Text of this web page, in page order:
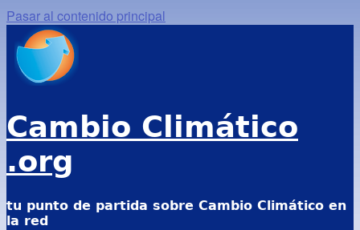
Pasar al contenido principal
Cambio Climático
.org
tu punto de partida sobre Cambio Climático en
la red